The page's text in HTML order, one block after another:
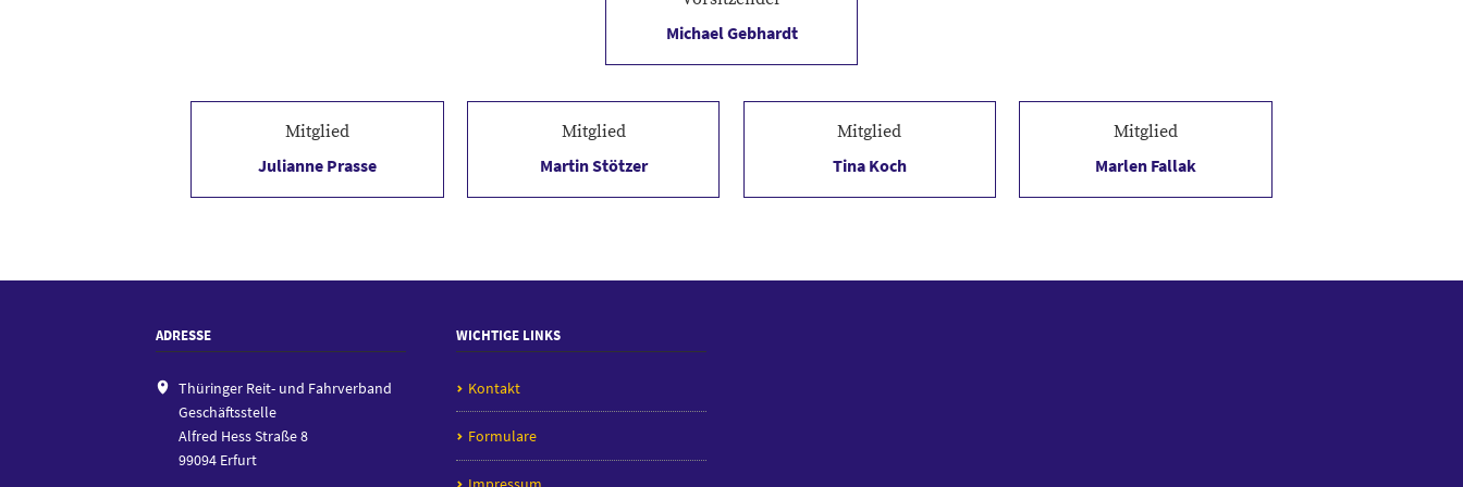
Arwit Piehler Jugendcup
Nürnberger Burg-Pokal der Thüringer Junioren
Michael Gebhardt
Tel. 03605 510507
Mitglied
Julianne Prasse
Mitglied
Martin Stötzer
Mitglied
Tina Koch
Mitglied
Marlen Fallak
ADRESSE
Thüringer Reit- und Fahrverband
Geschäftsstelle
Alfred Hess Straße 8
99094 Erfurt
WICHTIGE LINKS
Kontakt
Formulare